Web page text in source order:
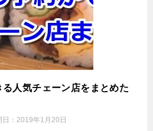
人気チェーン店をまとめた
： 2019年1月20日